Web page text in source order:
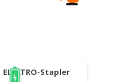
ELEKTRO-Stapler